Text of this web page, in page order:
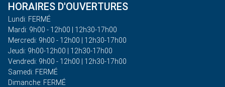
HORAIRES D'OUVERTURES
Lundi: FERMÉ
Mardi: 9h00 - 12h00 | 12h30-17h00
Mercredi: 9h00 - 12h00 | 12h30-17h00
Jeudi: 9h00-12h00 | 12h30-17h00
Vendredi: 9h00 - 12h00 | 12h30-17h00
Samedi: FERMÉ
Dimanche: FERMÉ